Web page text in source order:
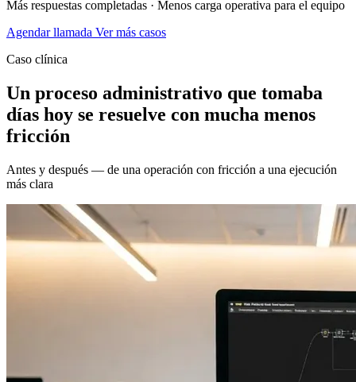
Más respuestas completadas · Menos carga operativa para el equipo
Agendar llamada Ver más casos
Caso clínica
Un proceso administrativo que tomaba
días hoy se resuelve con mucha menos
fricción
Antes y después — de una operación con fricción a una ejecución
más clara